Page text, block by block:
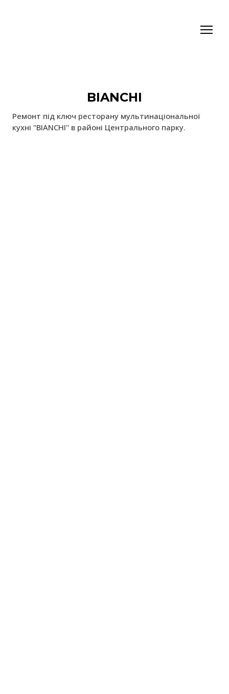
BIANCHI
Ремонт під ключ ресторану мультинаціональної
кухні "BIANCHI" в районі Центрального парку.